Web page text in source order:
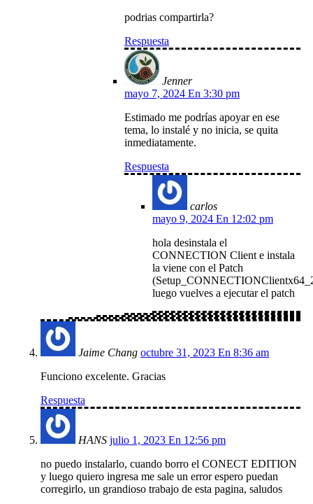
podrias compartirla?
Respuesta
Jenner
mayo 7, 2024 En 3:30 pm
Estimado me podrías apoyar en ese
tema, lo instalé y no inicia, se quita
inmediatamente.
Respuesta
carlos
mayo 9, 2024 En 12:02 pm
hola desinstala el
CONNECTION Client e instala
la viene con el Patch
luego vuelves a ejecutar el patch
Jaime Chang octubre 31, 2023 En 8:36 am
Funciono excelente. Gracias
Respuesta
HANS julio 1, 2023 En 12:56 pm
no puedo instalarlo, cuando borro el CONECT EDITION
y luego quiero ingresa me sale un error espero puedan
corregirlo, un grandioso trabajo de esta pagina, saludos